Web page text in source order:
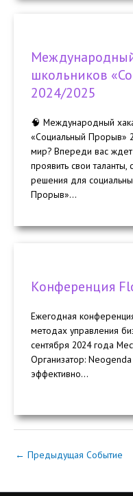
школьников
2024/2025
🧠 Международный
«Социальный Прорыв»
мир? Впереди вас ждет
проявить свои
решения для
Прорыв»...
Конференция
Ежегодная
методах управления
сентября 2024 года
Организатор:
эффективно...
← Предыдущая Событие